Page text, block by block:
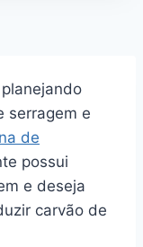
serragem e
de
possui
e deseja
carvão de